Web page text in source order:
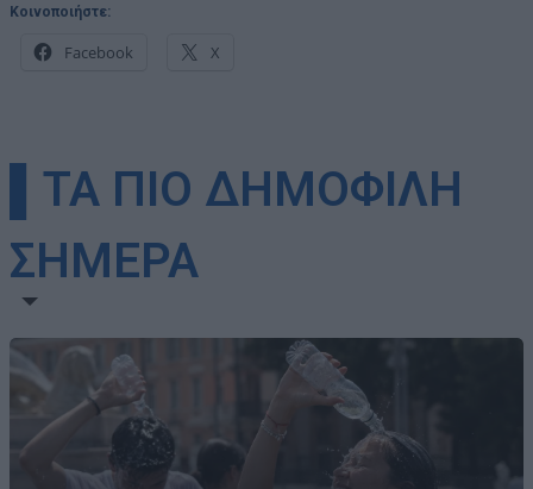
Κοινοποιήστε:
Facebook X
▌ΤΑ ΠΙΟ ΔΗΜΟΦΙΛΗ
ΣΗΜΕΡΑ